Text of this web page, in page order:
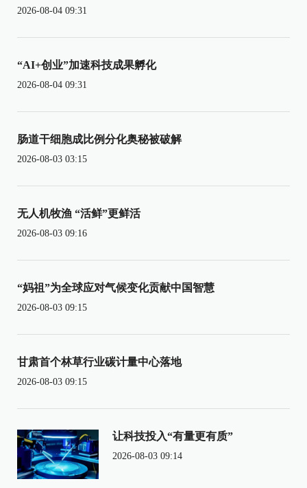
2026-08-04 09:31
“AI+创业”加速科技成果孵化
2026-08-04 09:31
肠道干细胞成比例分化奥秘被破解
2026-08-03 03:15
无人机牧渔 “活鲜”更鲜活
2026-08-03 09:16
“妈祖”为全球应对气候变化贡献中国智慧
2026-08-03 09:15
甘肃首个林草行业碳计量中心落地
2026-08-03 09:15
让科技投入“有量更有质”
2026-08-03 09:14